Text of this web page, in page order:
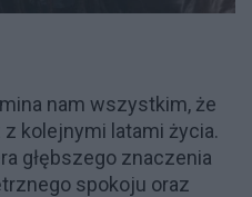
nam wszystkim, że
kolejnymi latami życia.
głębszego znaczenia
spokoju oraz